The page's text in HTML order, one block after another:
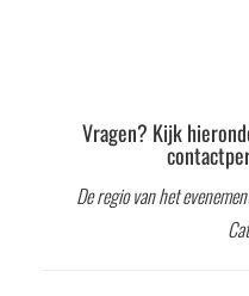
Vragen? Kijk
De regio van het